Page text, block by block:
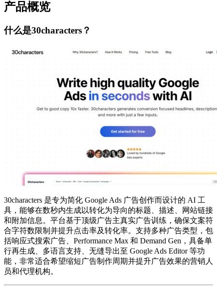
产品概览
什么是30characters？
30characters 是专为简化 Google Ads 广告创作而设计的 AI 工
具，能够在数秒内生成以转化为导向的标题、描述、网站链接
和附加信息。平台基于顶级广告主真实广告训练，确保文案符
合字符数限制并提升点击率及转化率。支持多种广告类型，包
括响应式搜索广告、Performance Max 和 Demand Gen，具备单
行再生成、多语言支持、无缝导出至 Google Ads Editor 等功
能，非常适合希望缩短广告制作周期并提升广告效果的营销人
员和代理机构。